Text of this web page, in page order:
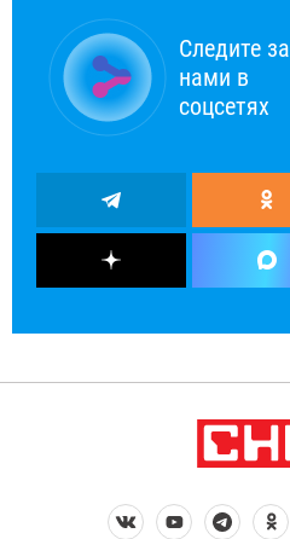
Следите за
нами в
соцсетях